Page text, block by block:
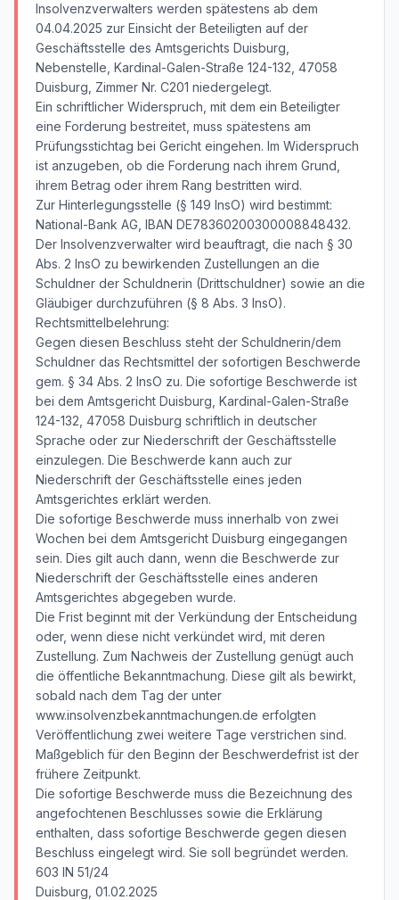
Insolvenzverwalters werden spätestens ab dem
04.04.2025 zur Einsicht der Beteiligten auf der
Geschäftsstelle des Amtsgerichts Duisburg,
Nebenstelle, Kardinal-Galen-Straße 124-132, 47058
Duisburg, Zimmer Nr. C201 niedergelegt.
Ein schriftlicher Widerspruch, mit dem ein Beteiligter
eine Forderung bestreitet, muss spätestens am
Prüfungsstichtag bei Gericht eingehen. Im Widerspruch
ist anzugeben, ob die Forderung nach ihrem Grund,
ihrem Betrag oder ihrem Rang bestritten wird.
Zur Hinterlegungsstelle (§ 149 InsO) wird bestimmt:
National-Bank AG, IBAN DE78360200300008848432.
Der Insolvenzverwalter wird beauftragt, die nach § 30
Abs. 2 InsO zu bewirkenden Zustellungen an die
Schuldner der Schuldnerin (Drittschuldner) sowie an die
Gläubiger durchzuführen (§ 8 Abs. 3 InsO).
Rechtsmittelbelehrung:
Gegen diesen Beschluss steht der Schuldnerin/dem
Schuldner das Rechtsmittel der sofortigen Beschwerde
gem. § 34 Abs. 2 InsO zu. Die sofortige Beschwerde ist
bei dem Amtsgericht Duisburg, Kardinal-Galen-Straße
124-132, 47058 Duisburg schriftlich in deutscher
Sprache oder zur Niederschrift der Geschäftsstelle
einzulegen. Die Beschwerde kann auch zur
Niederschrift der Geschäftsstelle eines jeden
Amtsgerichtes erklärt werden.
Die sofortige Beschwerde muss innerhalb von zwei
Wochen bei dem Amtsgericht Duisburg eingegangen
sein. Dies gilt auch dann, wenn die Beschwerde zur
Niederschrift der Geschäftsstelle eines anderen
Amtsgerichtes abgegeben wurde.
Die Frist beginnt mit der Verkündung der Entscheidung
oder, wenn diese nicht verkündet wird, mit deren
Zustellung. Zum Nachweis der Zustellung genügt auch
die öffentliche Bekanntmachung. Diese gilt als bewirkt,
sobald nach dem Tag der unter
www.insolvenzbekanntmachungen.de erfolgten
Veröffentlichung zwei weitere Tage verstrichen sind.
Maßgeblich für den Beginn der Beschwerdefrist ist der
frühere Zeitpunkt.
Die sofortige Beschwerde muss die Bezeichnung des
angefochtenen Beschlusses sowie die Erklärung
enthalten, dass sofortige Beschwerde gegen diesen
Beschluss eingelegt wird. Sie soll begründet werden.
603 IN 51/24
Duisburg, 01.02.2025